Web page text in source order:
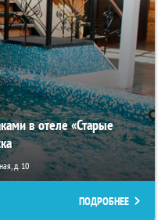
в отеле «Старые
д. 10
ПОДРОБНЕЕ